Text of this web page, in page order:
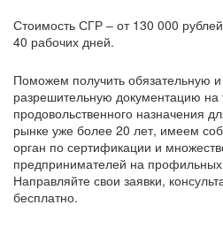
Стоимость СГР ‒ от 130 000
40 рабочих дней.
Поможем получить обязательную
разрешительную документацию на
продовольственного назначения
рынке уже более 20 лет, имеем
орган по сертификации и
предпринимателей на профильных
Направляйте свои заявки,
бесплатно.